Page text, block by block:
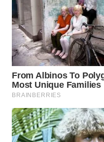
WN
BORNEO
Wahana
Media
Group
WAHANA
WAHANA
TANI